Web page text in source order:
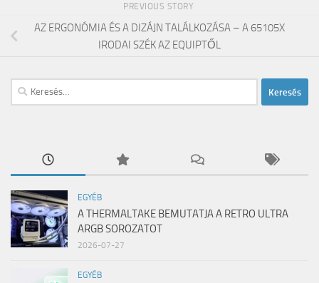
PREVIOUS STORY
AZ ERGONÓMIA ÉS A DIZÁJN TALÁLKOZÁSA – A 65105X
IRODAI SZÉK AZ EQUIPTŐL
Keresés:
EGYÉB
A THERMALTAKE BEMUTATJA A RETRO ULTRA
ARGB SOROZATOT
2026-07-27
EGYÉB